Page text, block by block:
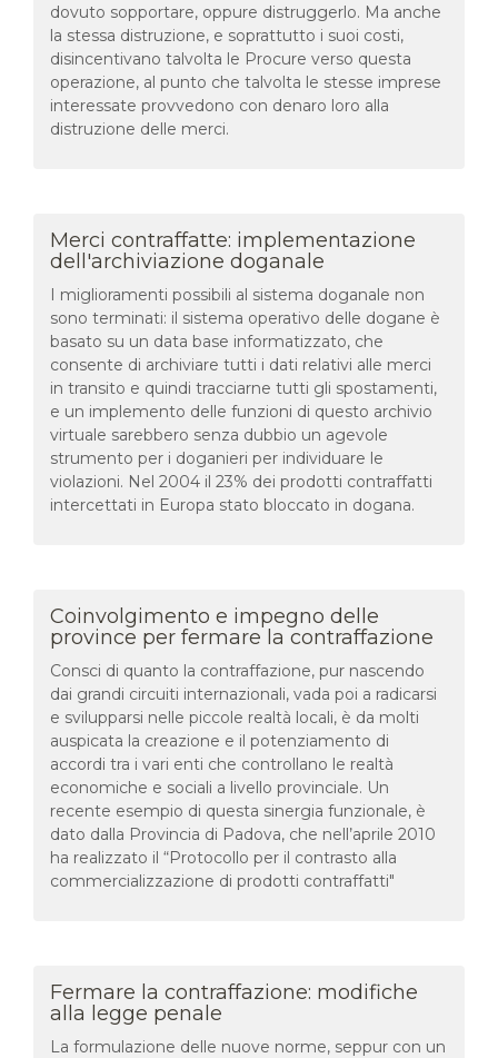
dovuto sopportare, oppure distruggerlo. Ma anche
la stessa distruzione, e soprattutto i suoi costi,
disincentivano talvolta le Procure verso questa
operazione, al punto che talvolta le stesse imprese
interessate provvedono con denaro loro alla
distruzione delle merci.
Merci contraffatte: implementazione
dell'archiviazione doganale
I miglioramenti possibili al sistema doganale non
sono terminati: il sistema operativo delle dogane è
basato su un data base informatizzato, che
consente di archiviare tutti i dati relativi alle merci
in transito e quindi tracciarne tutti gli spostamenti,
e un implemento delle funzioni di questo archivio
virtuale sarebbero senza dubbio un agevole
strumento per i doganieri per individuare le
violazioni. Nel 2004 il 23% dei prodotti contraffatti
intercettati in Europa stato bloccato in dogana.
Coinvolgimento e impegno delle
province per fermare la contraffazione
Consci di quanto la contraffazione, pur nascendo
dai grandi circuiti internazionali, vada poi a radicarsi
e svilupparsi nelle piccole realtà locali, è da molti
auspicata la creazione e il potenziamento di
accordi tra i vari enti che controllano le realtà
economiche e sociali a livello provinciale. Un
recente esempio di questa sinergia funzionale, è
dato dalla Provincia di Padova, che nell’aprile 2010
ha realizzato il “Protocollo per il contrasto alla
commercializzazione di prodotti contraffatti"
Fermare la contraffazione: modifiche
alla legge penale
La formulazione delle nuove norme, seppur con un